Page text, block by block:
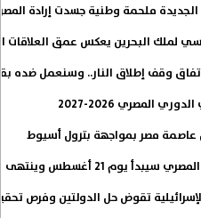
ملحمة وطنية جسدت إرادة
لملك البحرين يعكس عمق العلاقات
وقف إطلاق النار.. وسنعمل ضده
المصري 2026-2027
مصر بمواجهة بترول أسيوط
21 أغسطس وينتهى فى مايو
تقوض حل الدولتين وفرص